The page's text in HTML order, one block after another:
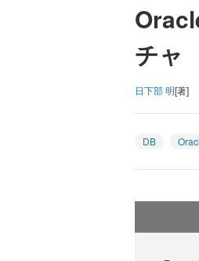
チャ
日下部 明[著]
DB